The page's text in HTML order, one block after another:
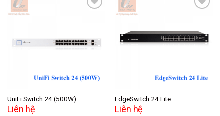
wishlist
UniFi Switch 24 (500W)
Liên hệ
Add to
wishlist
EdgeSwitch 24 Lite
Liên hệ